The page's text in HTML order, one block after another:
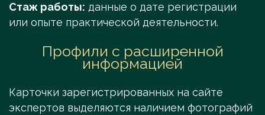
Стаж работы: данные о дате регистрации
или опыте практической деятельности.
Профили с расширенной
информацией
Карточки зарегистрированных на сайте
экспертов выделяются наличием фотографий